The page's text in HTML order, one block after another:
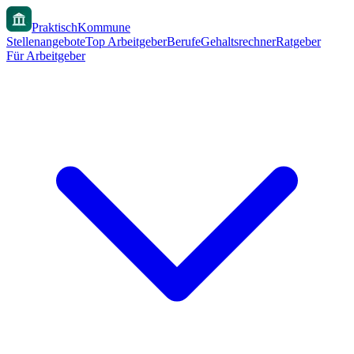
PraktischKommune
StellenangeboteTop ArbeitgeberBerufeGehaltsrechnerRatgeber
Für Arbeitgeber